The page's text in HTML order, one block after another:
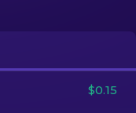
$0.15